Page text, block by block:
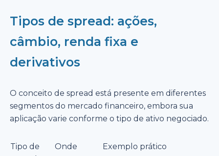
Tipos de spread: ações,
câmbio, renda fixa e
derivativos
O conceito de spread está presente em diferentes
segmentos do mercado financeiro, embora sua
aplicação varie conforme o tipo de ativo negociado.
Tipo de
Onde
Exemplo prático